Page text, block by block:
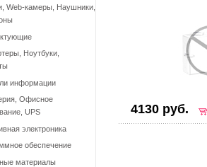
4130 руб.
Web-камеры, Наушники,
Ноутбуки,
информации
Офисное
UPS
электроника
обеспечение
материалы